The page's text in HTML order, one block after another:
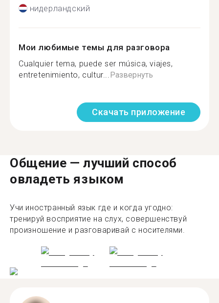
нидерландский
Мои любимые темы для разговора
Cualquier tema, puede ser música, viajes,
entretenimiento, cultur... Развернуть
Скачать приложение
Общение — лучший способ
овладеть языком
Учи иностранный язык где и когда угодно:
тренируй восприятие на слух, совершенствуй
произношение и разговаривай с носителями.